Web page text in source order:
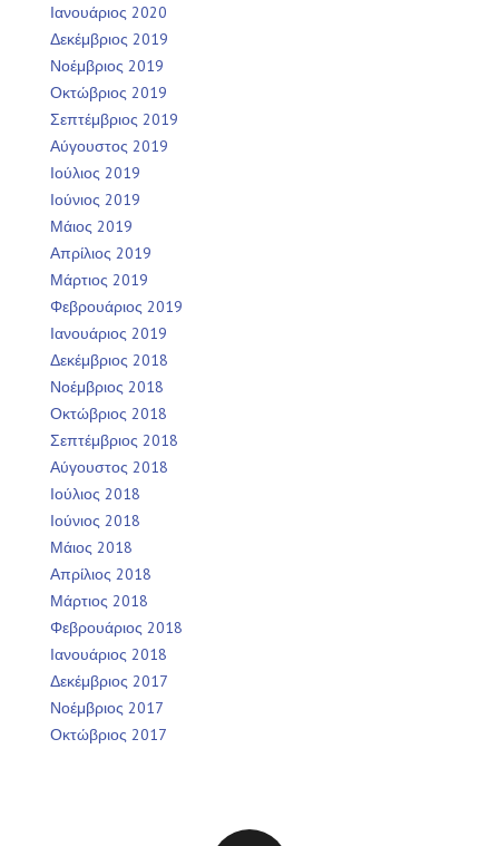
Ιανουάριος 2020
Δεκέμβριος 2019
Νοέμβριος 2019
Οκτώβριος 2019
Σεπτέμβριος 2019
Αύγουστος 2019
Ιούλιος 2019
Ιούνιος 2019
Μάιος 2019
Απρίλιος 2019
Μάρτιος 2019
Φεβρουάριος 2019
Ιανουάριος 2019
Δεκέμβριος 2018
Νοέμβριος 2018
Οκτώβριος 2018
Σεπτέμβριος 2018
Αύγουστος 2018
Ιούλιος 2018
Ιούνιος 2018
Μάιος 2018
Απρίλιος 2018
Μάρτιος 2018
Φεβρουάριος 2018
Ιανουάριος 2018
Δεκέμβριος 2017
Νοέμβριος 2017
Οκτώβριος 2017